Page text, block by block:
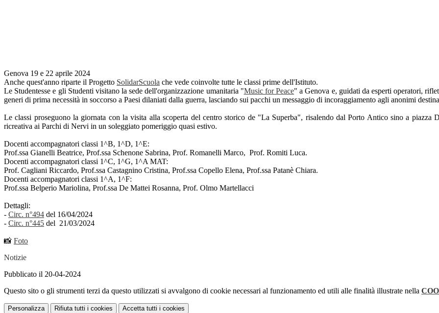
Genova 19 e 22 aprile 2024
Anche quest'anno riparte il Progetto SolidarScuola che vede coinvolte tutte le classi prime dell'Istituto.
Le Studentesse e gli Studenti visitano la sede dell'organizzazione umanitaria "Music for Peace" a Genova e, guidati da esperti operatori,
generi di prima necessità in soccorso a Paesi dilaniati dalla guerra, lasciando sui pacchi un messaggio di incoraggiamento agli anonimi
Le classi proseguono la giornata con la visita alla scoperta del centro storico de "La Superba", risalendo dal Porto Antico sino a piazza
ricreativa ai Parchi di Nervi in un soleggiato pomeriggio quasi estivo.
Docenti accompagnatori classi 1^B, 1^D, 1^E:
Prof.ssa Gianelli Beatrice, Prof.ssa Schenone Sabrina, Prof. Romanelli Marco, Prof. Romiti Luca.
Docenti accompagnatori classi 1^C, 1^G, 1^A MAT:
Prof. Cagliani Riccardo, Prof.ssa Castagnino Cristina, Prof.ssa Copello Elena, Prof.ssa Patanè Chiara.
Docenti accompagnatori classi 1^A, 1^F:
Prof.ssa Belperio Mariolina, Prof.ssa De Mattei Rosanna, Prof. Olmo Martellacci
Dettagli:
- Circ. n°494 del 16/04/2024
- Circ. n°445 del 21/03/2024
📸 Foto
Notizie
Pubblicato il 20-04-2024
Questo sito o gli strumenti terzi da questo utilizzati si avvalgono di cookie necessari al funzionamento ed utili alle finalità illustrate nella
Personalizza Rifiuta tutti i cookies Accetta tutti i cookies